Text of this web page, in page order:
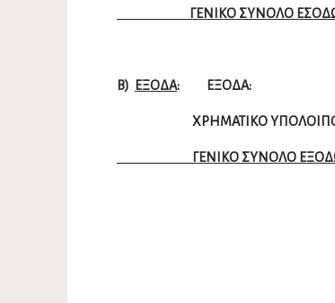
ΓΕΝΙΚΟ ΣΥΝΟΛΟ
Β) ΕΞΟΔΑ:
ΧΡΗΜΑΤΙΚΟ ΥΠΟΛΟΙΠΟ
ΓΕΝΙΚΟ ΣΥΝΟΛΟ